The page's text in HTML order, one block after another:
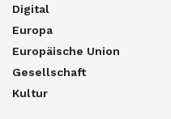
Digital
Europa
Europäische Union
Gesellschaft
Kultur